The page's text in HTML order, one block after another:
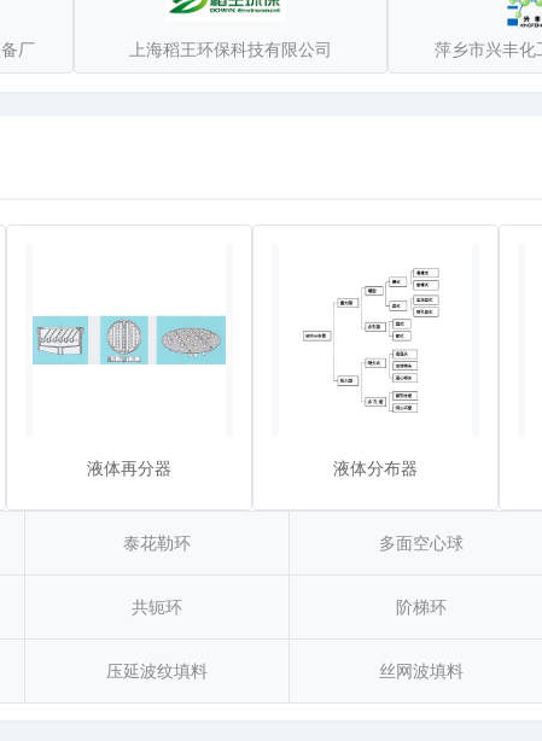
厂 上海稻王环保科技有限公司 萍乡市兴丰化
液体再分器 液体分布器
泰花勒环 多面空心球
共轭环 阶梯环
压延波纹填料 丝网波填料